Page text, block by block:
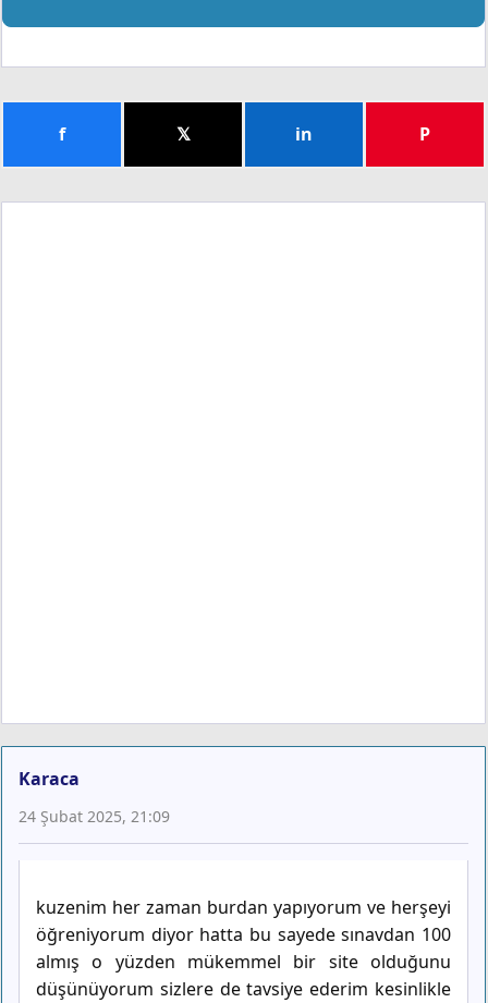
f 𝕏 in P
Karaca
24 Şubat 2025, 21:09
kuzenim her zaman burdan yapıyorum ve herşeyi
öğreniyorum diyor hatta bu sayede sınavdan 100
almış o yüzden mükemmel bir site olduğunu
düşünüyorum sizlere de tavsiye ederim kesinlikle